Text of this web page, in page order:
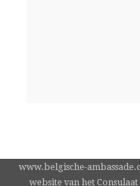
www.belgische-
website van het